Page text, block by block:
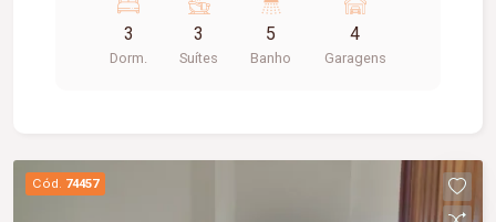
casa térrea em um dos melhores condomínios
fechados da região. Com 410 metros² de terreno
e 240 metros² de construção, esse imóvel foi
closet para o seu máximo conforto. Sala de TV
ampla com espaço para home office, ideal para
3
Dorm.
3
Suítes
5
Banho
4
Garagens
Cód. 74457